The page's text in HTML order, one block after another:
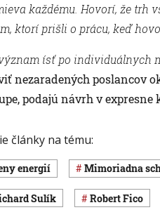
každému. Hovorí, že trh
ktorí prišli o prácu, keď
ísť po individuálnych
nezaradených poslancov
podajú návrh v expresne
články na tému:
energií mimoriadna
Sulík Robert Fico